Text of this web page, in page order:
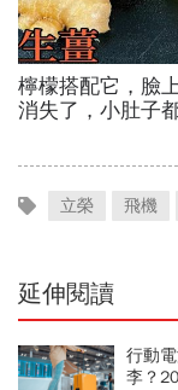
立榮 飛機
延伸閱讀
行動
李？